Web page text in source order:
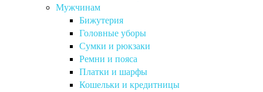
Мужчинам
Бижутерия
Головные уборы
Сумки и рюкзаки
Ремни и пояса
Платки и шарфы
Кошельки и кредитницы